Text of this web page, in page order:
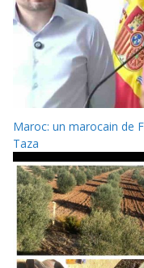
Maroc: un marocain de
Taza